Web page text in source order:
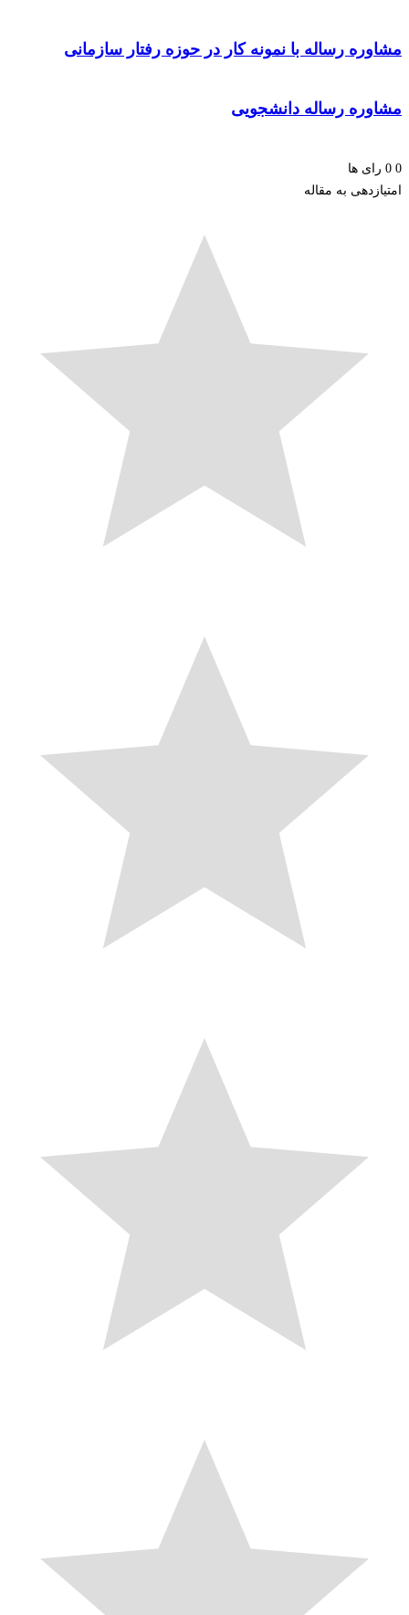
رساله با نمونه کار در حوزه رفتار سازمانی
رساله دانشجویی
ها
به مقاله